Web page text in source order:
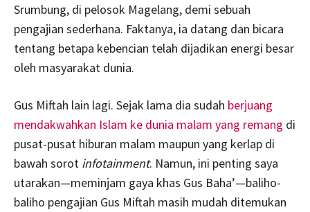
Srumbung, di pelosok Magelang, demi sebuah
pengajian sederhana. Faktanya, ia datang dan bicara
tentang betapa kebencian telah dijadikan energi besar
oleh masyarakat dunia.
Gus Miftah lain lagi. Sejak lama dia sudah berjuang
mendakwahkan Islam ke dunia malam yang remang di
pusat-pusat hiburan malam maupun yang kerlap di
bawah sorot infotainment. Namun, ini penting saya
utarakan—meminjam gaya khas Gus Baha’—baliho-
baliho pengajian Gus Miftah masih mudah ditemukan